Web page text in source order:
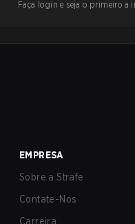
Faça login e seja o primeiro a
EMPRESA
Sobre a Strafe
Contate-Nos
Carreira